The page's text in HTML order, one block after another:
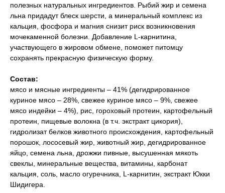
полезных натуральных ингредиентов. Рыбий жир и семена
льна придадут блеск шерсти, а минеральный комплекс из
кальция, фосфора и магния снизит риск возникновения
мочекаменной болезни. Добавление L-карнитина,
участвующего в жировом обмене, поможет питомцу
сохранять прекрасную физическую форму.
Состав:
мясо и мясные ингредиенты – 41% (дегидрированное
куриное мясо – 28%, свежее куриное мясо – 9%, свежее
мясо индейки – 4%), рис, гороховый протеин, картофельный
протеин, пищевые волокна (в т.ч. экстракт цикория),
гидролизат белков животного происхождения, картофельный
порошок, лососевый жир, животный жир, дегидрированное
яйцо, семена льна, дрожжи пивные, высушенная мякоть
свеклы, минеральные вещества, витамины, карбонат
кальция, соль, масло огуречника, L-карнитин, экстракт Юкки
Шидигера.